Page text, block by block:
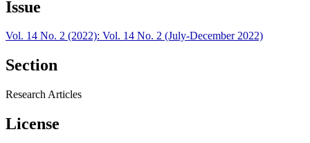
Issue
Vol. 14 No. 2 (2022): Vol. 14 No. 2 (July-December 2022)
Section
Research Articles
License